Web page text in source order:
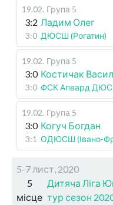
19.02. Група 5
3:2 Ладим Олег
3:0 ДЮСШ (Рогатин)
19.02. Група 5
3:0 Костичак
3:0 ФСК Апвард
19.02. Група 5
3:0 Когуч Богдан
3:1 ОДЮСШ (Івано-
5-7 лист, 2020
5
місце
Дитяча Ліга
тур сезон